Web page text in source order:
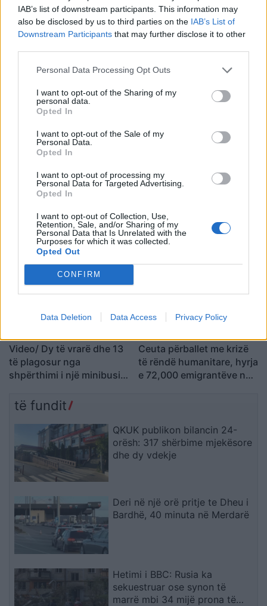
IAB’s list of downstream participants. This information may
also be disclosed by us to third parties on the IAB’s List of
Downstream Participants that may further disclose it to other
Personal Data Processing Opt Outs
I want to opt-out of the Sharing of my
personal data.
Opted In
I want to opt-out of the Sale of my
Personal Data.
Opted In
I want to opt-out of processing my
Personal Data for Targeted Advertising.
Opted In
I want to opt-out of Collection, Use,
Retention, Sale, and/or Sharing of my
Personal Data that Is Unrelated with the
Purposes for which it was collected.
Opted Out
CONFIRM
Data Deletion Data Access Privacy Policy
Të shtëna me armë zjarri
në një shkollë në Tajlandë,
6 të vdekur, mes tyre
edhe autori
Sulm i armatosur në një
shkollë në Tajlandë:
gjashtë viktima, mes tyre
“Meta” gjobitet me 567
milionë dollarë të tjerë për
sigurinë e fëmijëve,
kompania: Do ta apelojmë
Video/ Shpërthimi në një
minibus në periferi të
Damaskut lë 2 të vdekur
Video/ Dy të vrarë dhe 13
të plagosur nga
shpërthimi i një minibusi
Ceuta përballet me krizë
të rëndë humanitare, hyrja
e 72,000 emigrantëve në
të fundit
QKUK publikon bilancin 24-
orësh: 317 shërbime mjekësore
dhe dy vdekje
Deri në një orë pritje te Dheu i
Bardhë, 40 minuta në Merdarë
Hetimi i BBC: Rusia ka
sekuestruar ose synon të
marrë mbi 34 mijë prona të